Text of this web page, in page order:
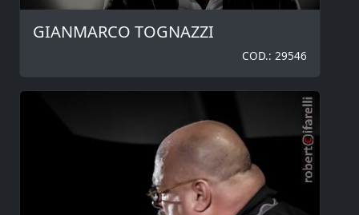
GIANMARCO TOGNAZZI
COD.: 29546